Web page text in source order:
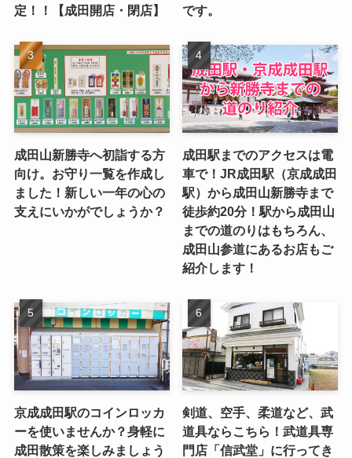
定！！【成田開店・閉店】
です。
成田山新勝寺へ初詣する方
向け。お守り一覧を作成し
ました！新しい一年の心の
支えにいかがでしょうか？
成田駅までのアクセスは電
車で！JR成田駅（京成成田
駅）から成田山新勝寺まで
徒歩約20分！駅から成田山
までの道のりはもちろん、
成田山参道にあるお店もご
紹介します！
京成成田駅のコインロッカ
ーを使いませんか？身軽に
成田散策を楽しみましょう
剣道、空手、柔道など、武
道具ならこちら！武道具専
門店「信武堂」に行ってき